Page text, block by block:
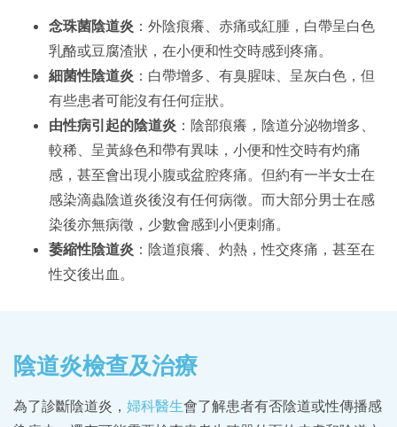
念珠菌陰道炎 ：外陰痕癢、赤痛或紅腫，白帶呈白色
乳酪或豆腐渣狀，在小便和性交時感到疼痛。
細菌性陰道炎 ：白帶增多、有臭腥味、呈灰白色，但
有些患者可能沒有任何症狀。
由性病引起的陰道炎 ：陰部痕癢，陰道分泌物增多、
較稀、呈黃綠色和帶有異味，小便和性交時有灼痛
感，甚至會出現小腹或盆腔疼痛。但約有一半女士在
感染滴蟲陰道炎後沒有任何病徵。而大部分男士在感
染後亦無病徵，少數會感到小便刺痛。
萎縮性陰道炎 ：陰道痕癢、灼熱，性交疼痛，甚至在
性交後出血。
陰道炎檢查及治療
為了診斷陰道炎， 婦科醫生會了解患者有否陰道或性傳播感